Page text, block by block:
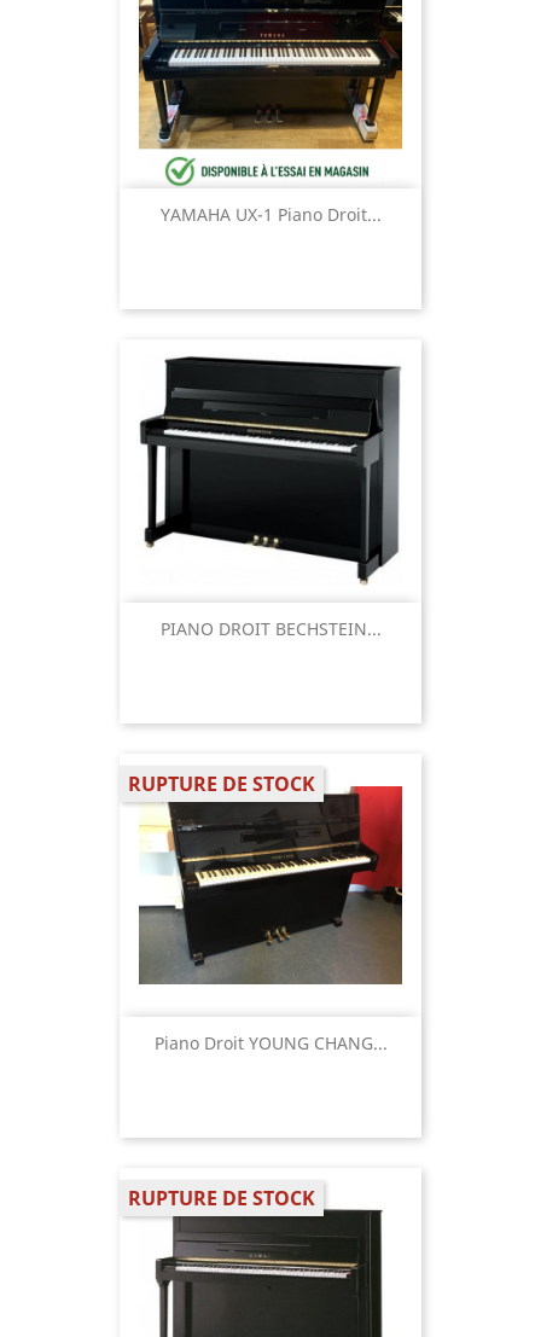
YAMAHA UX-1 Piano Droit...
PIANO DROIT BECHSTEIN...
Piano Droit YOUNG CHANG...
RUPTURE DE STOCK
RUPTURE DE STOCK